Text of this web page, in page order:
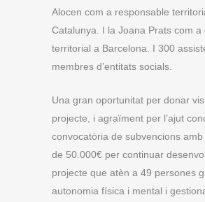
Alocen com a responsable
Catalunya. I la Joana Prats com a
territorial a Barcelona. I 300
membres d’entitats socials.
Una gran oportunitat per donar
projecte, i agraïment per l’ajut
convocatòria de subvencions
de 50.000€ per continuar
projecte que atèn a 49 persones
autonomia física i mental i